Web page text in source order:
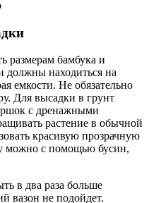
размерам бамбука и
должны находиться на
емкости. Не обязательно
Для высадки в грунт
с дренажными
растение в обычной
красивую прозрачную
можно с помощью бусин,
в два раза больше
вазон не подойдет.